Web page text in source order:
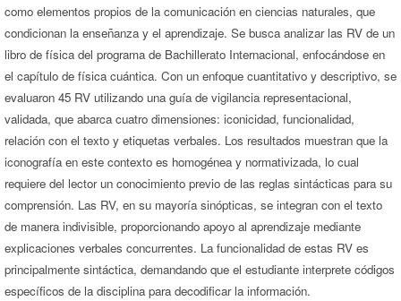
como elementos propios de la comunicación en ciencias naturales, que
condicionan la enseñanza y el aprendizaje. Se busca analizar las RV de un
libro de física del programa de Bachillerato Internacional, enfocándose en
el capítulo de física cuántica. Con un enfoque cuantitativo y descriptivo, se
evaluaron 45 RV utilizando una guía de vigilancia representacional,
validada, que abarca cuatro dimensiones: iconicidad, funcionalidad,
relación con el texto y etiquetas verbales. Los resultados muestran que la
iconografía en este contexto es homogénea y normativizada, lo cual
requiere del lector un conocimiento previo de las reglas sintácticas para su
comprensión. Las RV, en su mayoría sinópticas, se integran con el texto
de manera indivisible, proporcionando apoyo al aprendizaje mediante
explicaciones verbales concurrentes. La funcionalidad de estas RV es
principalmente sintáctica, demandando que el estudiante interprete códigos
específicos de la disciplina para decodificar la información.